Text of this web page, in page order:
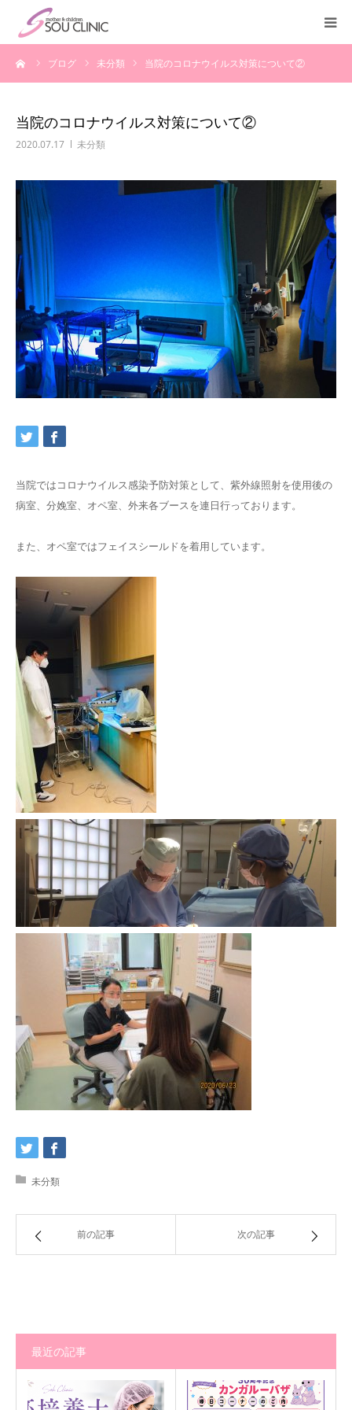
ブログ 未分類 当院のコロナウイルス対策について②
当院のコロナウイルス対策について②
2020.07.17 未分類
当院ではコロナウイルス感染予防対策として、紫外線照射を使用後の
病室、分娩室、オペ室、外来各ブースを連日行っております。
また、オペ室ではフェイスシールドを着用しています。
未分類
前の記事 次の記事
最近の記事
診療案内
医師紹介
よくある質問
交通アクセス
ブログ